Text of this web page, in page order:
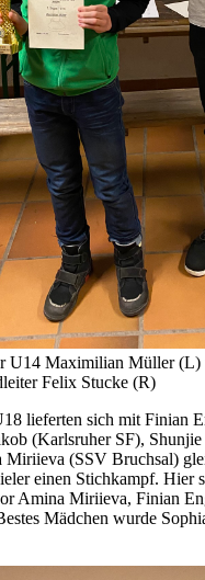
U14 Maximilian Müller (L)
Felix Stucke (R)
lieferten sich mit Finian
(Karlsruher SF),
Miriieva (SSV Bruchsal)
einen Stichkampf. Hier
Amina Miriieva, Finian
Mädchen wurde